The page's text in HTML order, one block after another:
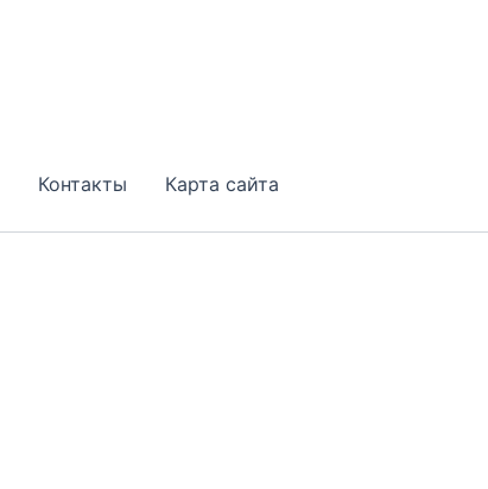
Контакты Карта сайта